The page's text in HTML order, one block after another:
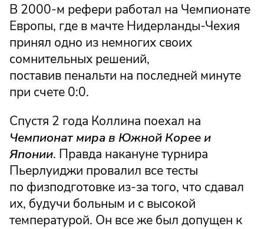
В 2000-м рефери работал на Чемпионате
Европы, где в мачте Нидерланды-Чехия
принял одно из немногих своих
сомнительных решений,
поставив пенальти на последней минуте
при счете 0:0.
Спустя 2 года Коллина поехал на
Чемпионат мира в Южной Корее и
Японии. Правда накануне турнира
Пьерлуиджи провалил все тесты
по физподготовке из-за того, что сдавал
их, будучи больным и с высокой
температурой. Он все же был допущен к